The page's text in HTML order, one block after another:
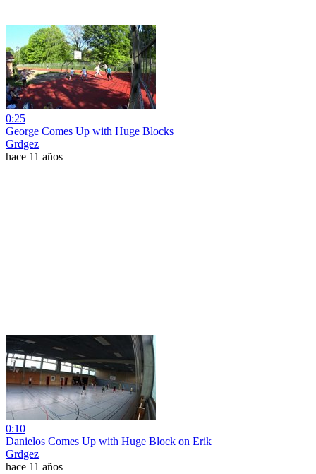
0:25
George Comes Up with Huge Blocks
Grdgez
hace 11 años
0:10
Danielos Comes Up with Huge Block on Erik
Grdgez
hace 11 años